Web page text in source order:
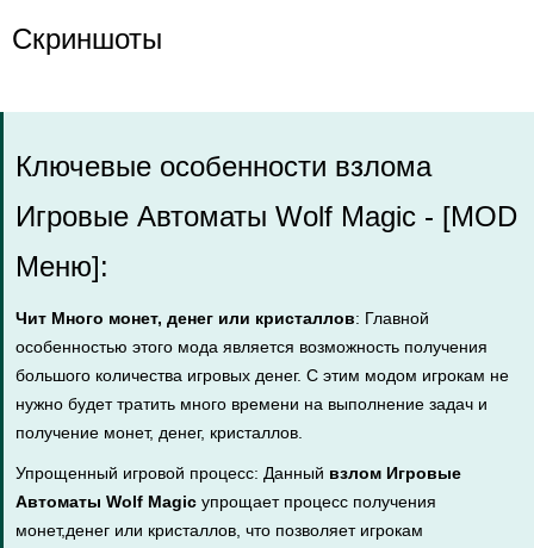
Скриншоты
Ключевые особенности взлома
Игровые Автоматы Wolf Magic - [MOD
Меню]:
Чит Много монет, денег или кристаллов: Главной
особенностью этого мода является возможность получения
большого количества игровых денег. С этим модом игрокам не
нужно будет тратить много времени на выполнение задач и
получение монет, денег, кристаллов.
Упрощенный игровой процесс: Данный взлом Игровые
Автоматы Wolf Magic упрощает процесс получения
монет,денег или кристаллов, что позволяет игрокам